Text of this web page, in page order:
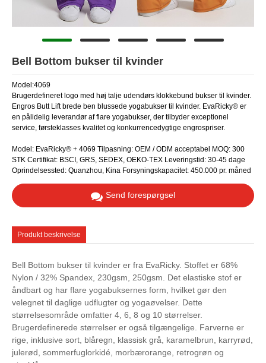
Bell Bottom bukser til kvinder
Model:4069
Brugerdefineret logo med høj talje udendørs klokkebund bukser til kvinder.
Engros Butt Lift brede ben blussede yogabukser til kvinder. EvaRicky® er
en pålidelig leverandør af flare yogabukser, der tilbyder exceptionel
service, førsteklasses kvalitet og konkurrencedygtige engrospriser.
Model: EvaRicky® + 4069 Tilpasning: OEM / ODM acceptabel MOQ: 300
STK Certifikat: BSCI, GRS, SEDEX, OEKO-TEX Leveringstid: 30-45 dage
Oprindelsessted: Quanzhou, Kina Forsyningskapacitet: 450.000 pr. måned
Send forespørgsel
Produkt beskrivelse
Bell Bottom bukser til kvinder er fra EvaRicky. Stoffet er 68%
Nylon / 32% Spandex, 230gsm, 250gsm. Det elastiske stof er
åndbart og har flare yogabuksernes form, hvilket gør den
velegnet til daglige udflugter og yogaøvelser. Dette
størrelsesområde omfatter 4, 6, 8 og 10 størrelser.
Brugerdefinerede størrelser er også tilgængelige. Farverne er
rige, inklusive sort, blåregn, klassisk grå, karamelbrun, karryrød,
julerød, sommerfuglorkidé, morbærorange, retrogrøn og